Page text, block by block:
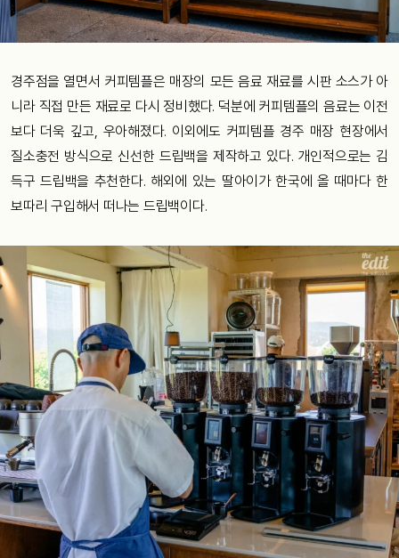
경주점을 열면서 커피템플은 매장의 모든 음료 재료를 시판 소스가 아
니라 직접 만든 재료로 다시 정비했다. 덕분에 커피템플의 음료는 이전
보다 더욱 깊고, 우아해졌다. 이외에도 커피템플 경주 매장 현장에서
질소충전 방식으로 신선한 드립백을 제작하고 있다. 개인적으로는 김
득구 드립백을 추천한다. 해외에 있는 딸아이가 한국에 올 때마다 한
보따리 구입해서 떠나는 드립백이다.